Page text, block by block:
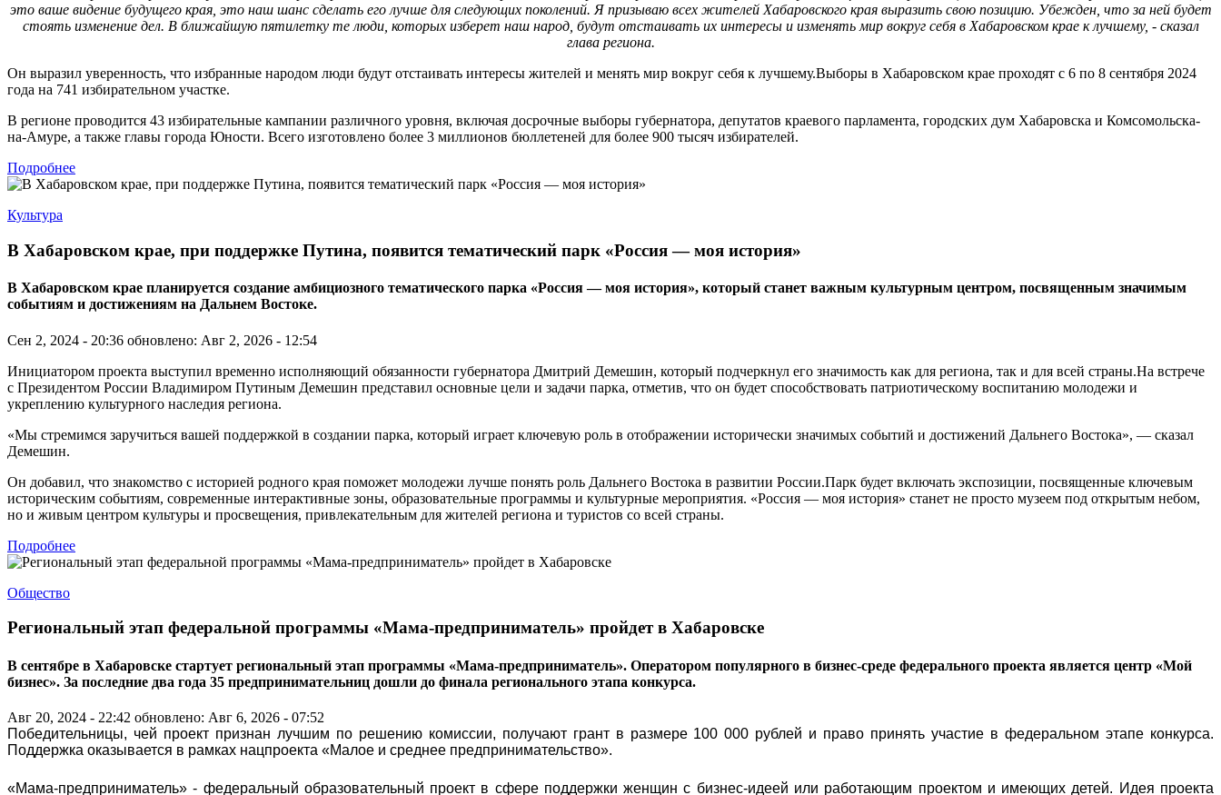
это ваше видение будущего края, это наш шанс сделать его лучше для следующих поколений. Я призываю всех жителей Хабаровского края выразить свою позицию. Убежден, что за ней будет
стоять изменение дел. В ближайшую пятилетку те люди, которых изберет наш народ, будут отстаивать их интересы и изменять мир вокруг себя в Хабаровском крае к лучшему, - сказал
глава региона.
Он выразил уверенность, что избранные народом люди будут отстаивать интересы жителей и менять мир вокруг себя к лучшему.Выборы в Хабаровском крае проходят с 6 по 8 сентября 2024
года на 741 избирательном участке.
В регионе проводится 43 избирательные кампании различного уровня, включая досрочные выборы губернатора, депутатов краевого парламента, городских дум Хабаровска и Комсомольска-
на-Амуре, а также главы города Юности. Всего изготовлено более 3 миллионов бюллетеней для более 900 тысяч избирателей.
Подробнее
Культура
В Хабаровском крае, при поддержке Путина, появится тематический парк «Россия — моя история»
В Хабаровском крае планируется создание амбициозного тематического парка «Россия — моя история», который станет важным культурным центром, посвященным значимым
событиям и достижениям на Дальнем Востоке.
Сен 2, 2024 - 20:36 обновлено: Авг 2, 2026 - 12:54
Инициатором проекта выступил временно исполняющий обязанности губернатора Дмитрий Демешин, который подчеркнул его значимость как для региона, так и для всей страны.На встрече
с Президентом России Владимиром Путиным Демешин представил основные цели и задачи парка, отметив, что он будет способствовать патриотическому воспитанию молодежи и
укреплению культурного наследия региона.
«Мы стремимся заручиться вашей поддержкой в создании парка, который играет ключевую роль в отображении исторически значимых событий и достижений Дальнего Востока», — сказал
Демешин.
Он добавил, что знакомство с историей родного края поможет молодежи лучше понять роль Дальнего Востока в развитии России.Парк будет включать экспозиции, посвященные ключевым
историческим событиям, современные интерактивные зоны, образовательные программы и культурные мероприятия. «Россия — моя история» станет не просто музеем под открытым небом,
но и живым центром культуры и просвещения, привлекательным для жителей региона и туристов со всей страны.
Подробнее
Общество
Региональный этап федеральной программы «Мама-предприниматель» пройдет в Хабаровске
В сентябре в Хабаровске стартует региональный этап программы «Мама-предприниматель». Оператором популярного в бизнес-среде федерального проекта является центр «Мой
бизнес». За последние два года 35 предпринимательниц дошли до финала регионального этапа конкурса.
Авг 20, 2024 - 22:42 обновлено: Авг 6, 2026 - 07:52
Победительницы, чей проект признан лучшим по решению комиссии, получают грант в размере 100 000 рублей и право принять участие в федеральном этапе конкурса.
Поддержка оказывается в рамках нацпроекта «Малое и среднее предпринимательство».
«Мама-предприниматель» - федеральный образовательный проект в сфере поддержки женщин с бизнес-идеей или работающим проектом и имеющих детей. Идея проекта